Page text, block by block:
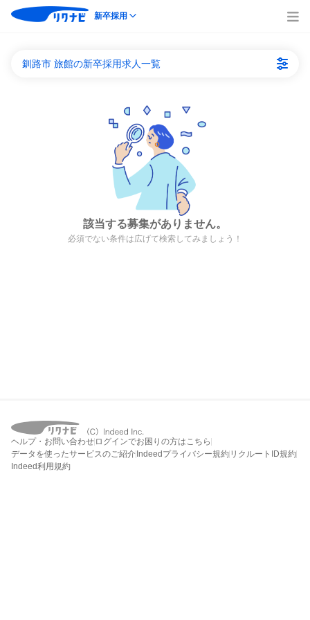
新卒採用
釧路市 旅館の新卒採用求人一覧
該当する募集がありません。
必須でない条件は広げて検索してみましょう！
ヘルプ・お問い合わせ ログインでお困りの方はこちら
データを使ったサービスのご紹介 Indeedプライバシー規約 リクルートID規約
Indeed利用規約